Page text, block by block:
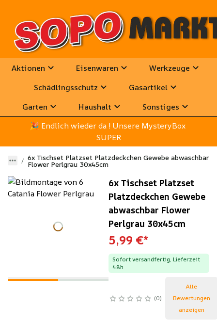
Aktionen Eisenwaren
Werkzeuge
Schädlingsschutz
Gasartikel
Garten
Haushalt
Sonstiges
🎉 Endlich wieder da ! Unsere MysteryBox
SUPER
6x Tischset Platzset Platzdeckchen Gewebe abwaschbar
Flower Perlgrau 30x45cm
6x Tischset Platzset
Platzdeckchen Gewebe
abwaschbar Flower
Perlgrau 30x45cm
5,99 €*
Sofort versandfertig, Lieferzeit
48h
0
Alle
Bewertungen
anzeigen